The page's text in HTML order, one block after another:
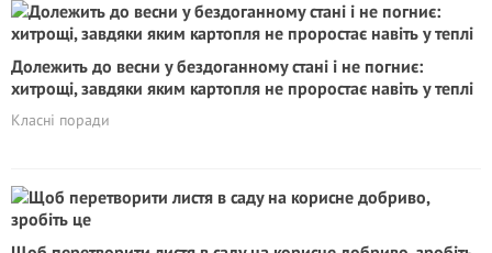
Долежить до весни у бездоганному стані і не погниє:
хитрощі, завдяки яким картопля не проростає навіть у теплі
Класні поради